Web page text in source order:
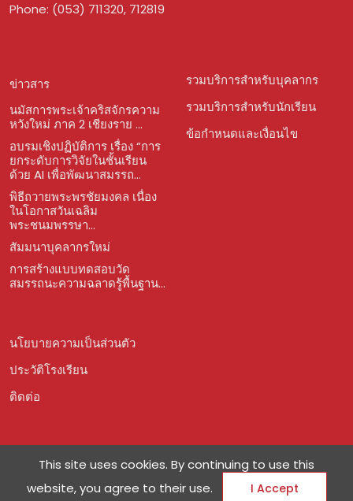
Phone: (053) 711320, 712819
ข่าวสาร
นมัสการพระเจ้าคริสจักรความ
หวังใหม่ ภาค 2 เชียงราย ...
อบรมเชิงปฏิบัติการ เรื่อง “การ
ยกระดับการวิจัยในชั้นเรียน
ด้วย AI เพื่อพัฒนาสมรรถ...
พิธีถวายพระพรชัยมงคล เนื่อง
ในโอกาสวันเฉลิม
พระชนมพรรษา...
สัมมนาบุคลากรใหม่
การสร้างแบบทดสอบวัด
สมรรถนะความฉลาดรู้พื้นฐาน...
รวมบริการสำหรับบุคลากร
รวมบริการสำหรับนักเรียน
ข้อกำหนดและเงื่อนไข
นโยบายความเป็นส่วนตัว
ประวัติโรงเรียน
ติดต่อ
This site uses cookies. By continuing to use this
website, you agree to their use.
I Accept